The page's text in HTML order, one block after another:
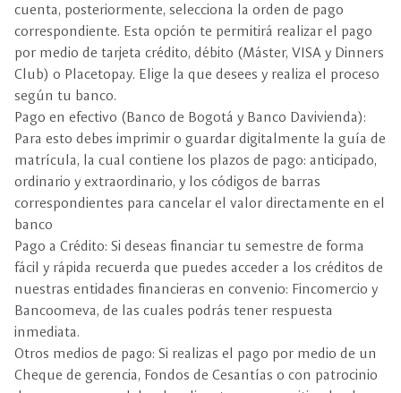
cuenta, posteriormente, selecciona la orden de pago
correspondiente. Esta opción te permitirá realizar el pago
por medio de tarjeta crédito, débito (Máster, VISA y Dinners
Club) o Placetopay. Elige la que desees y realiza el proceso
según tu banco.
Pago en efectivo (Banco de Bogotá y Banco Davivienda):
Para esto debes imprimir o guardar digitalmente la guía de
matrícula, la cual contiene los plazos de pago: anticipado,
ordinario y extraordinario, y los códigos de barras
correspondientes para cancelar el valor directamente en el
banco
Pago a Crédito: Si deseas financiar tu semestre de forma
fácil y rápida recuerda que puedes acceder a los créditos de
nuestras entidades financieras en convenio: Fincomercio y
Bancoomeva, de las cuales podrás tener respuesta
inmediata.
Otros medios de pago: Si realizas el pago por medio de un
Cheque de gerencia, Fondos de Cesantías o con patrocinio